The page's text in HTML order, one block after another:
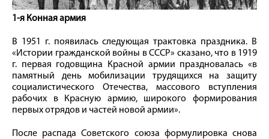
1-я Конная армия
В 1951 г. появилась следующая трактовка праздника. В
«Истории гражданской войны в СССР» сказано, что в 1919
г. первая годовщина Красной армии праздновалась «в
памятный день мобилизации трудящихся на защиту
социалистического Отечества, массового вступления
рабочих в Красную армию, широкого формирования
первых отрядов и частей новой армии».
После распада Советского союза формулировка снова